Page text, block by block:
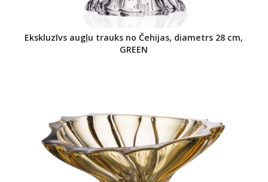
Ekskluzīvs augļu trauks no Čehijas, diametrs 28 cm,
GREEN